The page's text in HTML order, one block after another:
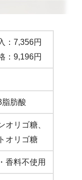
：7,356円
：9,196円
脂肪酸
オリゴ糖、
オリゴ糖
香料不使用